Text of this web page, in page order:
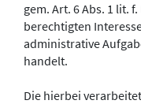
gem. Art. 6 Abs. 1 lit.
berechtigten
administrative
handelt.
Die hierbei